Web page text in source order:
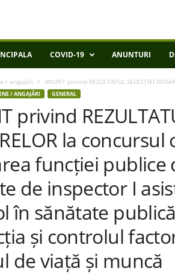
COVID-19 ANUNTURI
/ angajări ANUNT privind REZULTATUL SELECȚIEI
/ ANGAJĂRI GENERAL
privind
la
funcției publice
de inspector I
în sănătate
și controlul
de viață și muncă